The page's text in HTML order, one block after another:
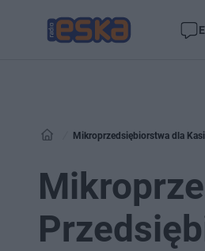
Mikroprzedsiębiorstwa dla